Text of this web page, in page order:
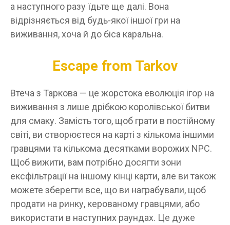
а наступного разу їдьте ще далі. Вона
відрізняється від будь-якої іншої гри на
виживання, хоча й до біса каральна.
Escape from Tarkov
Втеча з Таркова — це жорстока еволюція ігор на
виживання з лише дрібкою королівської битви
для смаку. Замість того, щоб грати в постійному
світі, ви створюєтеся на карті з кількома іншими
гравцями та кількома десятками ворожих NPC.
Щоб вижити, вам потрібно досягти зони
ексфільтрації на іншому кінці карти, але ви також
можете зберегти все, що ви награбували, щоб
продати на ринку, керованому гравцями, або
використати в наступних раундах. Це дуже